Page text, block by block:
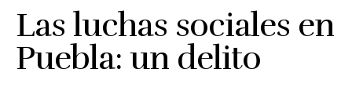
Las luchas sociales en
Puebla: un delito